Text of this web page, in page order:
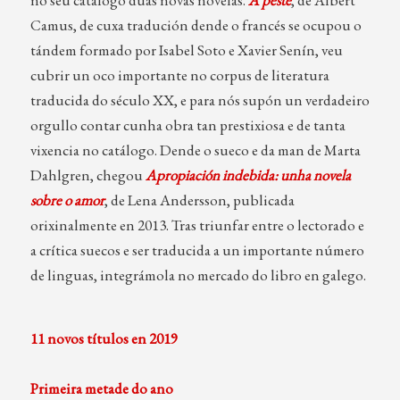
Camus, de cuxa tradución dende o francés se ocupou o
tándem formado por Isabel Soto e Xavier Senín, veu
cubrir un oco importante no corpus de literatura
traducida do século XX, e para nós supón un verdadeiro
orgullo contar cunha obra tan prestixiosa e de tanta
vixencia no catálogo. Dende o sueco e da man de Marta
Dahlgren, chegouApropiación indebida: unha novela
sobre o amor, de Lena Andersson, publicada
orixinalmente en 2013. Tras triunfar entre o lectorado e
a crítica suecos e ser traducida a un importante número
de linguas, integrámola no mercado do libro en galego.
11 novos títulos en 2019
Primeira metade do ano